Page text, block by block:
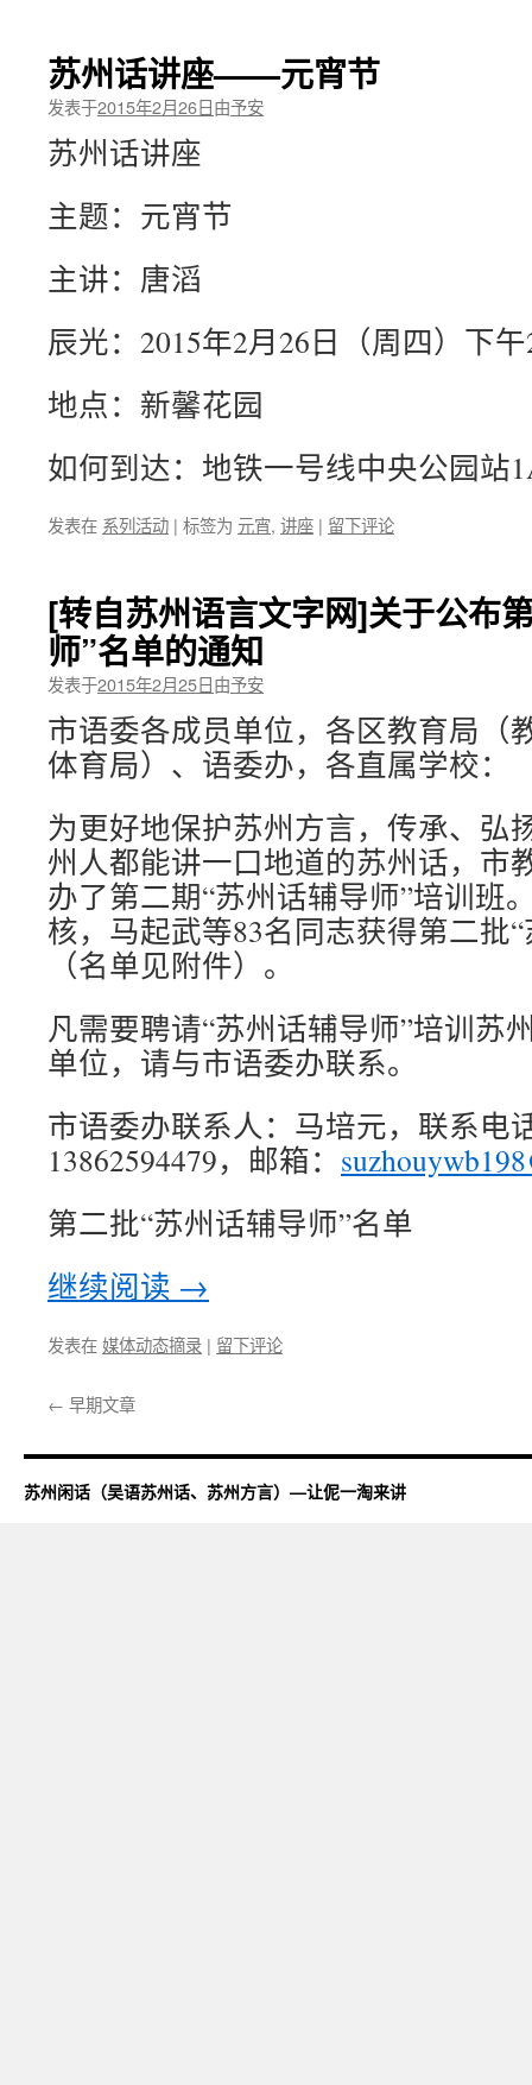
苏州话讲座——元宵节
发表于2015年2月26日由予安
苏州话讲座
主题：元宵节
主讲：唐滔
辰光：2015年2月26日（周四）下午
地点：新馨花园
如何到达：地铁一号线中央公园站
发表在 系列活动 | 标签为 元宵, 讲座 | 留下评论
[转自苏州语言文字网]关于公布
师”名单的通知
发表于2015年2月25日由予安
市语委各成员单位，各区教育局（
体育局）、语委办，各直属学校：
为更好地保护苏州方言，传承、弘
州人都能讲一口地道的苏州话，市
办了第二期“苏州话辅导师”培训班
核，马起武等83名同志获得第二批
（名单见附件）。
凡需要聘请“苏州话辅导师”培训苏
单位，请与市语委办联系。
市语委办联系人：马培元，联系电
13862594479，邮箱：
第二批“苏州话辅导师”名单
继续阅读 →
发表在媒体动态摘录 | 留下评论
← 早期文章
苏州闲话（吴语苏州话、苏州方言）—让伲一淘来讲